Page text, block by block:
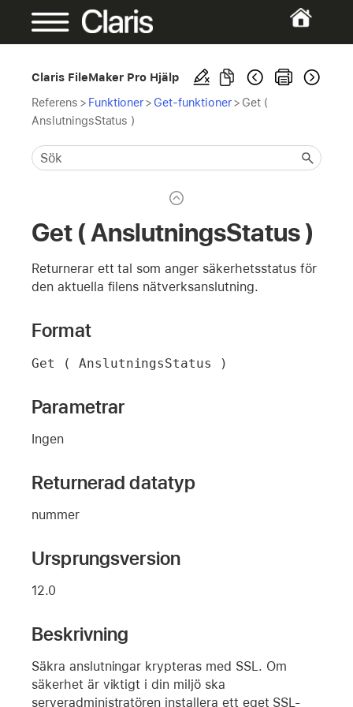
Claris FileMaker Pro Hjälp
Referens > Funktioner> Get-funktioner> Get (
AnslutningsStatus )
Get ( AnslutningsStatus )
Returnerar ett tal som anger säkerhetsstatus för
den aktuella filens nätverksanslutning.
Format
Get ( AnslutningsStatus )
Parametrar
Ingen
Returnerad datatyp
nummer
Ursprungsversion
12.0
Beskrivning
Säkra anslutningar krypteras med SSL. Om
säkerhet är viktigt i din miljö ska
serveradministratören installera ett eget SSL-